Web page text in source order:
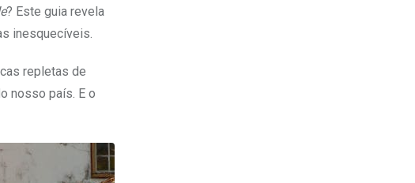
? Este guia revela
inesquecíveis.
repletas de
nosso país. E o